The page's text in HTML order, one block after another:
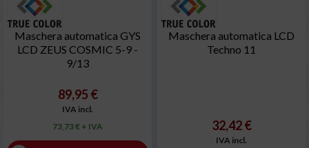
Maschera automatica GYS
LCD ZEUS COSMIC 5-9 -
9/13
89,95 €
IVA incl.
73,73 € + IVA
Maschera automatica LCD
Techno 11
32,42 €
IVA incl.